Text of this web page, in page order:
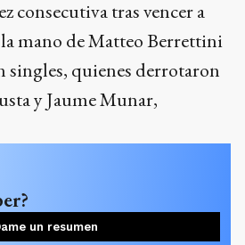
consecutiva tras vencer a
mano de Matteo Berrettini
singles, quienes derrotaron
y Jaume Munar,
un resumen